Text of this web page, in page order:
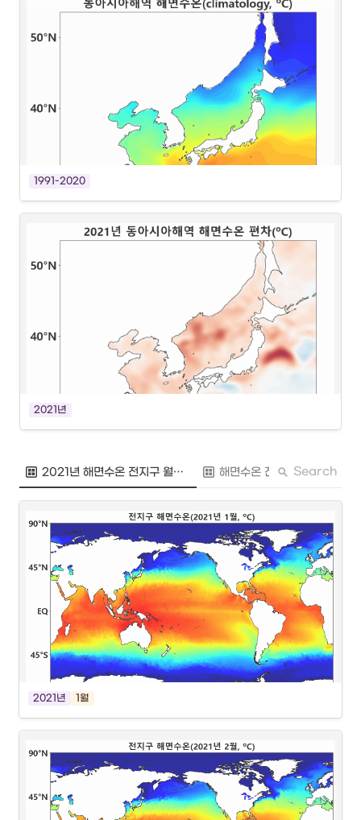
1991-2020
2021년
2021년 해면수온 전지구 월평균 해면수온 전지구 평년(월)평균
Search
2021년 1월